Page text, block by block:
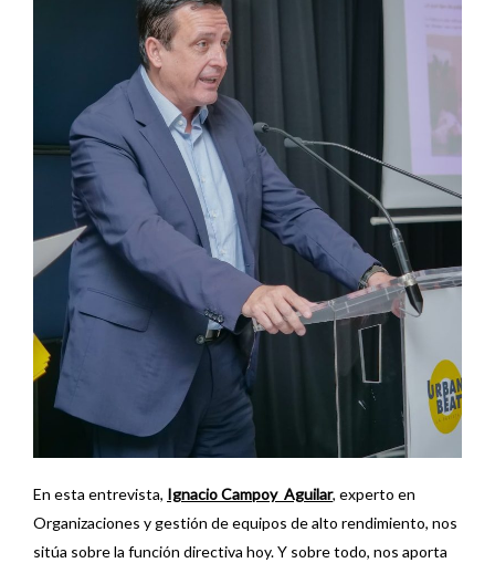
En esta entrevista, Ignacio Campoy Aguilar, experto en
Organizaciones y gestión de equipos de alto rendimiento, nos
sitúa sobre la función directiva hoy. Y sobre todo, nos aporta